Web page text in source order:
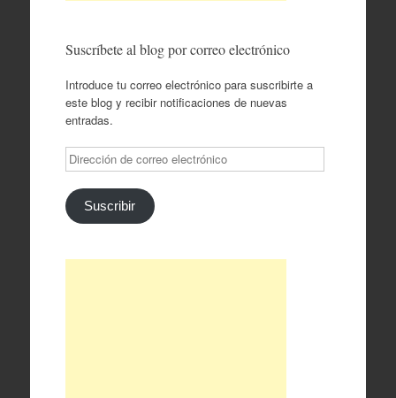
Suscríbete al blog por correo electrónico
Introduce tu correo electrónico para suscribirte a
este blog y recibir notificaciones de nuevas
entradas.
Dirección
de
correo
electrónico
Suscribir